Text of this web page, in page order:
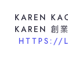
KAREN
KAREN 創
HTTPS://